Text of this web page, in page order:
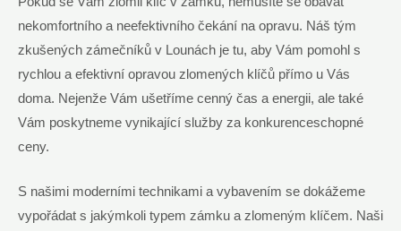
nekomfortního a neefektivního čekání na opravu. Náš tým
zkušených zámečníků v Lounách je tu, aby Vám pomohl s
rychlou a efektivní opravou zlomených klíčů přímo u Vás
doma. Nejenže Vám ušetříme cenný čas a energii, ale také
Vám poskytneme vynikající služby za konkurenceschopné
ceny.
S našimi moderními technikami a vybavením se dokážeme
vypořádat s jakýmkoli typem zámku a zlomeným klíčem. Naši